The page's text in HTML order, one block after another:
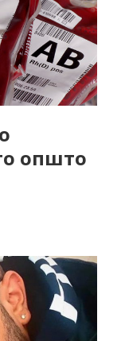
општо